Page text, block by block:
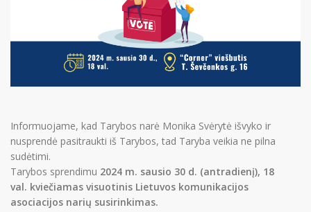
Mes
Narystė
PR Impact Awards
Apie RsV
Informuojame, kad Tarybos narė Monika Svėrytė išvyko ir
nusprendė pasitraukti iš Tarybos, tad Taryba veikia ne pilna
sudėtimi.
Tarybos sprendimu 2024 m. sausio 30 d. (antradienį), 18
val. kviečiamas visuotinis Lietuvos komunikacijos
asociacijos narių susirinkimas.